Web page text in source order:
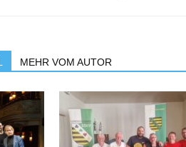
MEHR VOM AUTOR